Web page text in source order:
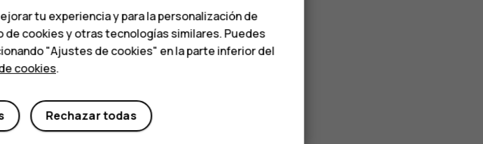
tu experiencia y para la personalización de
de cookies y otras tecnologías similares. Puedes
"Ajustes de cookies" en la parte inferior del
cookies.
Rechazar todas